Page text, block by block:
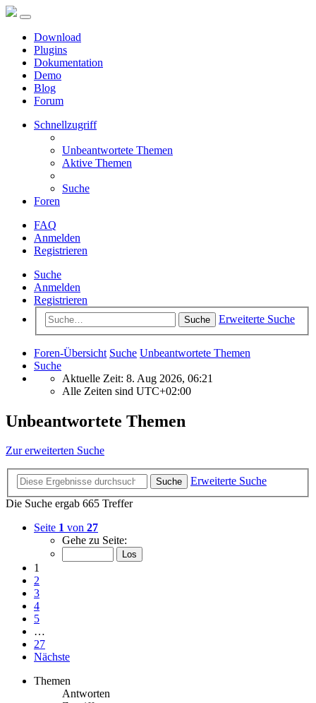
Download
Plugins
Dokumentation
Demo
Blog
Forum
Schnellzugriff
Unbeantwortete Themen
Aktive Themen
Suche
Foren
FAQ
Anmelden
Registrieren
Suche
Anmelden
Registrieren
Suche Erweiterte Suche
Foren-Übersicht Suche Unbeantwortete Themen
Suche
Aktuelle Zeit: 8. Aug 2026, 06:21
Alle Zeiten sind UTC+02:00
Unbeantwortete Themen
Zur erweiterten Suche
Suche
Erweiterte Suche
Die Suche ergab 665 Treffer
Seite 1 von 27
Gehe zu Seite:
1
2
3
4
5
…
27
Nächste
Themen
Antworten